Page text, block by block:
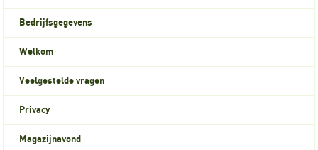
Bedrijfsgegevens
Welkom
Veelgestelde vragen
Privacy
Magazijnavond